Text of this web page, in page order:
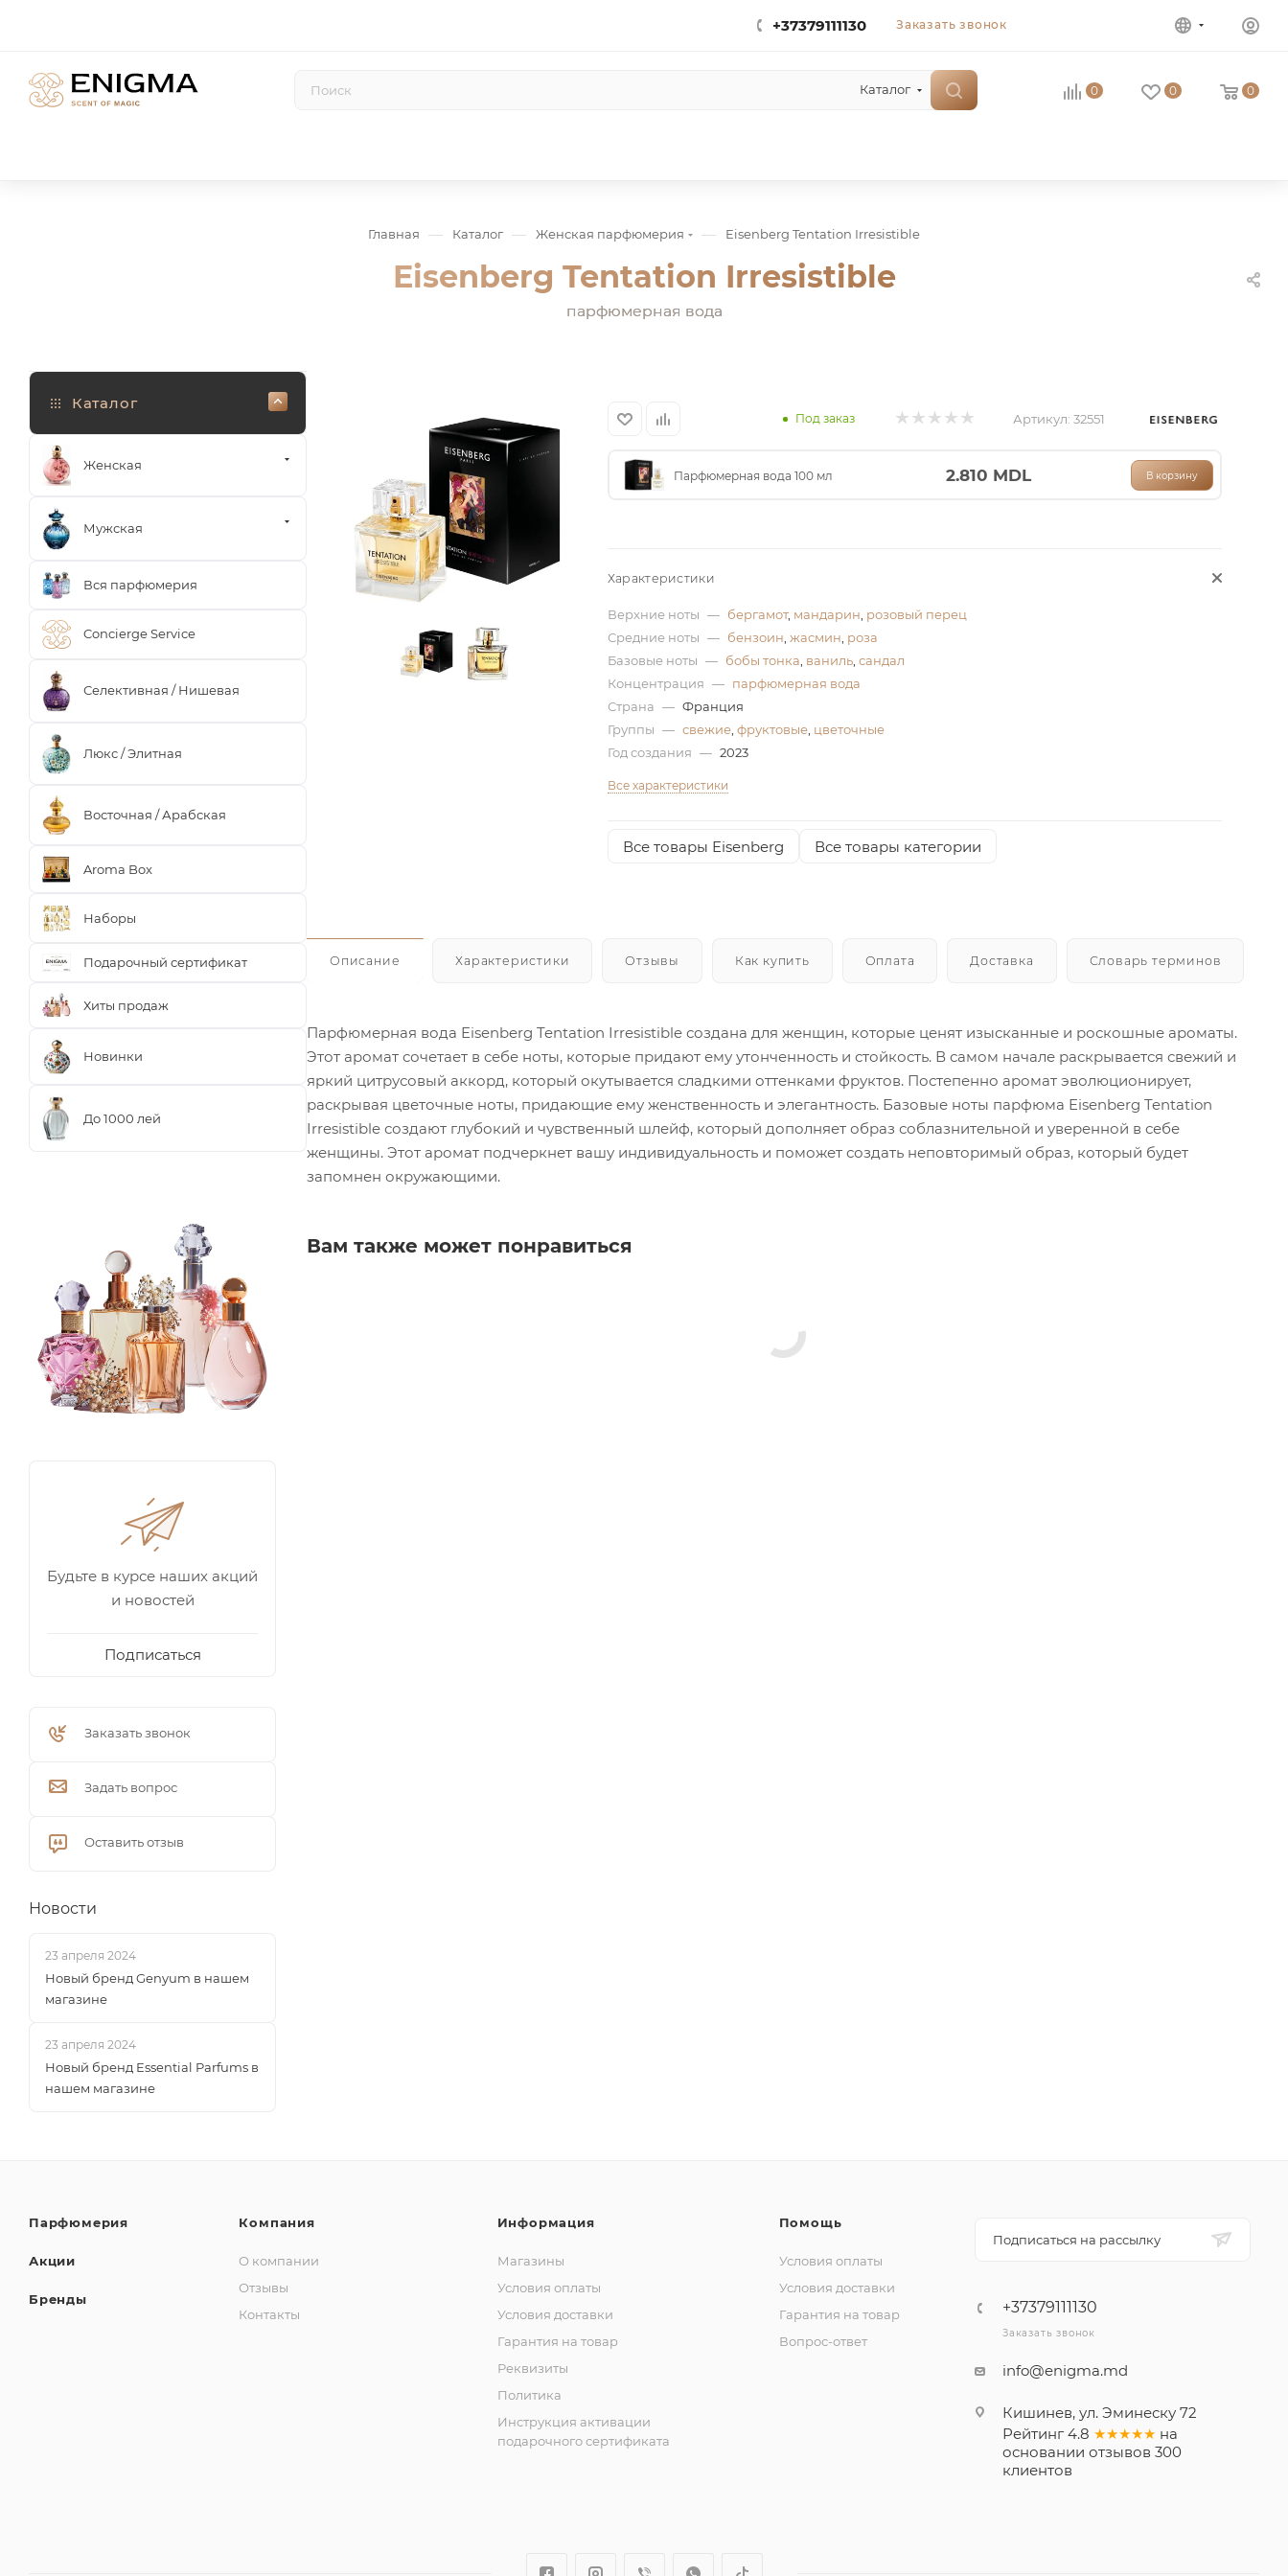
+37379111130 Заказать звонок
Каталог 0 0 0
Главная — Каталог — Женская парфюмерия — Eisenberg Tentation Irresistible
Eisenberg Tentation Irresistible
парфюмерная вода
Под заказ Артикул: 32551
Парфюмерная вода 100 мл 2.810 MDL В корзину
Характеристики
Верхние ноты — бергамот, мандарин розовый перец
Средние ноты — бензоин жасмин роза
Базовые ноты — бобы тонка ваниль, сандал
Концентрация — парфюмерная вода
Страна — Франция
Группы — свежие, фруктовые, цветочные
Год создания — 2023
Все характеристики
Все товары Eisenberg Все товары категории
Описание Характеристики Отзывы Как купить Оплата Доставка Словарь терминов
Парфюмерная вода Eisenberg Tentation Irresistible создана для женщин, которые ценят изысканные и роскошные ароматы.
Этот аромат сочетает в себе ноты, которые придают ему утонченность и стойкость. В самом начале раскрывается свежий и
яркий цитрусовый аккорд, который окутывается сладкими оттенками фруктов. Постепенно аромат эволюционирует,
раскрывая цветочные ноты, придающие ему женственность и элегантность. Базовые ноты парфюма Eisenberg Tentation
Irresistible создают глубокий и чувственный шлейф, который дополняет образ соблазнительной и уверенной в себе
женщины. Этот аромат подчеркнет вашу индивидуальность и поможет создать неповторимый образ, который будет
запомнен окружающими.
Вам также может понравиться
Каталог
Женская
Мужская
Вся парфюмерия
Concierge Service
Селективная / Нишевая
Люкс / Элитная
Восточная / Арабская
Aroma Box
Наборы
Подарочный сертификат
Хиты продаж
Новинки
До 1000 лей
Будьте в курсе наших акций
и новостей
Подписаться
Заказать звонок
Задать вопрос
Оставить отзыв
Новости
23 апреля 2024
Новый бренд Genyum в нашем
магазине
23 апреля 2024
Новый бренд Essential Parfums в
нашем магазине
Парфюмерия
Акции
Бренды
Компания
О компании
Отзывы
Контакты
Информация
Магазины
Условия оплаты
Условия доставки
Гарантия на товар
Реквизиты
Политика
Инструкция активации
подарочного сертификата
Помощь
Условия оплаты
Условия доставки
Гарантия на товар
Вопрос-ответ
Подписаться на рассылку
+37379111130
Заказать звонок
info@enigma.md
Кишинев, ул. Эминеску 72
Рейтинг 4.8 ★★★★★ на
основании отзывов 300
клиентов